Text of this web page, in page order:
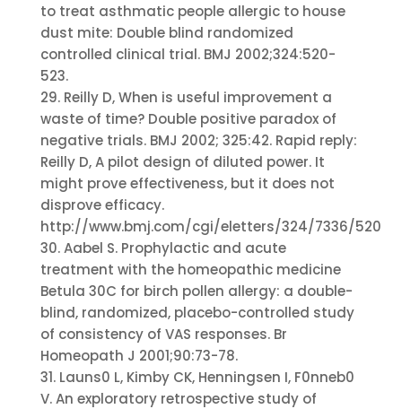
to treat asthmatic people allergic to house
dust mite: Double blind randomized
controlled clinical trial. BMJ 2002;324:520-
523.
29. Reilly D, When is useful improvement a
waste of time? Double positive paradox of
negative trials. BMJ 2002; 325:42. Rapid reply:
Reilly D, A pilot design of diluted power. It
might prove effectiveness, but it does not
disprove efficacy.
http://www.bmj.com/cgi/eletters/324/7336/520
30. Aabel S. Prophylactic and acute
treatment with the homeopathic medicine
Betula 30C for birch pollen allergy: a double-
blind, randomized, placebo-controlled study
of consistency of VAS responses. Br
Homeopath J 2001;90:73-78.
31. Launs0 L, Kimby CK, Henningsen I, F0nneb0
V. An exploratory retrospective study of